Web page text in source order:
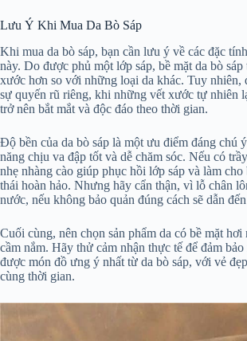
Lưu Ý Khi Mua Da Bò Sáp
Khi mua da bò sáp, bạn cần lưu ý về các đặc
này. Do được phủ một lớp sáp, bề mặt da bò
xước hơn so với những loại da khác. Tuy nhiên,
sự quyến rũ riêng, khi những vết xước tự nhiên
trở nên bắt mắt và độc đáo theo thời gian.
Độ bền của da bò sáp là một ưu điểm đáng chú
năng chịu va đập tốt và dễ chăm sóc. Nếu có
nhẹ nhàng cào giúp phục hồi lớp sáp và làm cho
thái hoàn hảo. Nhưng hãy cẩn thận, vì lỗ chân
nước, nếu không bảo quản đúng cách sẽ dẫn
Cuối cùng, nên chọn sản phẩm da có bề mặt hơi
cầm nắm. Hãy thử cảm nhận thực tế để đảm bảo
được món đồ ưng ý nhất từ da bò sáp, với vẻ
cùng thời gian.